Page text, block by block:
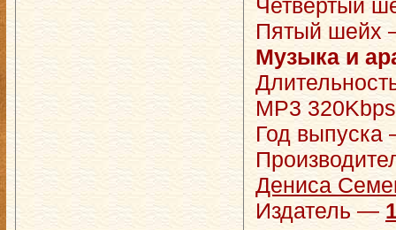
Четвертый
Пятый
Музыка и
MP3
Год выпуска
Дениса
Издатель —